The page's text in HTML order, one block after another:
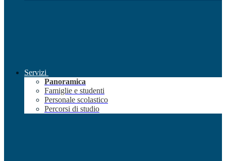
Servizi
Panoramica
Famiglie e studenti
Personale scolastico
Percorsi di studio